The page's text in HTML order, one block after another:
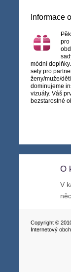
Informace
pro
módní
sety pro
ženy/muže/
dominujeme
vizuály. Váš
bezstarostné
O
V
Copyright ©
Internetový